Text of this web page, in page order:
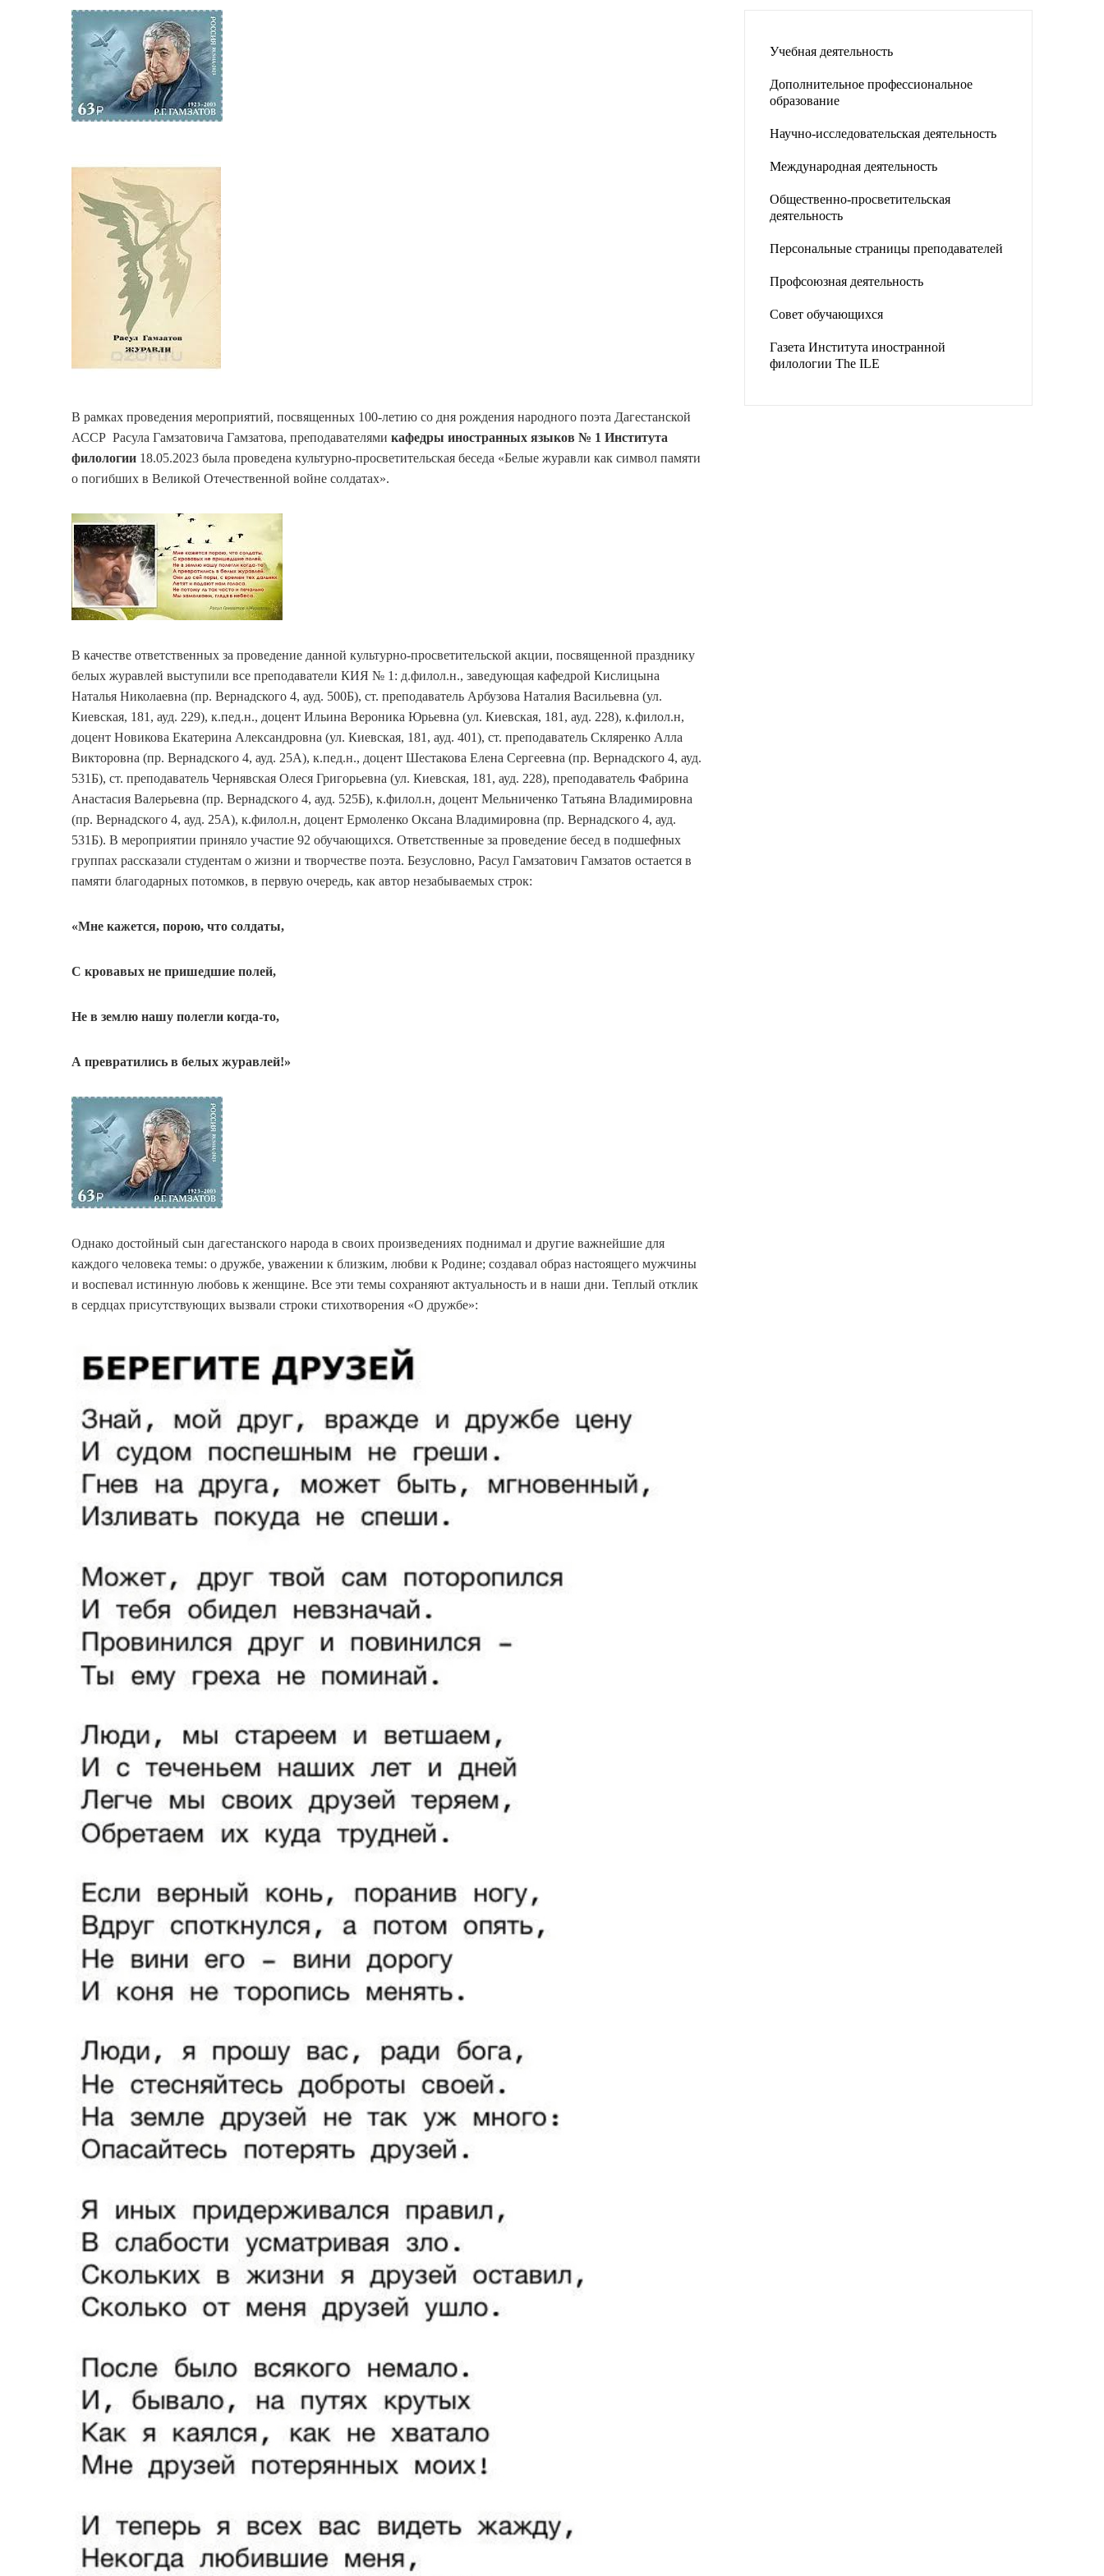
В рамках проведения мероприятий, посвященных 100-летию со дня рождения народного поэта Дагестанской
АССР Расула Гамзатовича Гамзатова, преподавателями кафедры иностранных языков № 1 Института
филологии 18.05.2023 была проведена культурно-просветительская беседа «Белые журавли как символ памяти
о погибших в Великой Отечественной войне солдатах».
В качестве ответственных за проведение данной культурно-просветительской акции, посвященной празднику
белых журавлей выступили все преподаватели КИЯ № 1: д.филол.н., заведующая кафедрой Кислицына
Наталья Николаевна (пр. Вернадского 4, ауд. 500Б), ст. преподаватель Арбузова Наталия Васильевна (ул.
Киевская, 181, ауд. 229), к.пед.н., доцент Ильина Вероника Юрьевна (ул. Киевская, 181, ауд. 228), к.филол.н,
доцент Новикова Екатерина Александровна (ул. Киевская, 181, ауд. 401), ст. преподаватель Скляренко Алла
Викторовна (пр. Вернадского 4, ауд. 25А), к.пед.н., доцент Шестакова Елена Сергеевна (пр. Вернадского 4, ауд.
531Б), ст. преподаватель Чернявская Олеся Григорьевна (ул. Киевская, 181, ауд. 228), преподаватель Фабрина
Анастасия Валерьевна (пр. Вернадского 4, ауд. 525Б), к.филол.н, доцент Мельниченко Татьяна Владимировна
(пр. Вернадского 4, ауд. 25А), к.филол.н, доцент Ермоленко Оксана Владимировна (пр. Вернадского 4, ауд.
531Б). В мероприятии приняло участие 92 обучающихся. Ответственные за проведение бесед в подшефных
группах рассказали студентам о жизни и творчестве поэта. Безусловно, Расул Гамзатович Гамзатов остается в
памяти благодарных потомков, в первую очередь, как автор незабываемых строк:
«Мне кажется, порою, что солдаты,
С кровавых не пришедшие полей,
Не в землю нашу полегли когда-то,
А превратились в белых журавлей!»
Однако достойный сын дагестанского народа в своих произведениях поднимал и другие важнейшие для
каждого человека темы: о дружбе, уважении к близким, любви к Родине; создавал образ настоящего мужчины
и воспевал истинную любовь к женщине. Все эти темы сохраняют актуальность и в наши дни. Теплый отклик
в сердцах присутствующих вызвали строки стихотворения «О дружбе»:
Учебная деятельность
Дополнительное профессиональное
образование
Научно-исследовательская деятельность
Международная деятельность
Общественно-просветительская
деятельность
Персональные страницы преподавателей
Профсоюзная деятельность
Совет обучающихся
Газета Института иностранной
филологии The ILE